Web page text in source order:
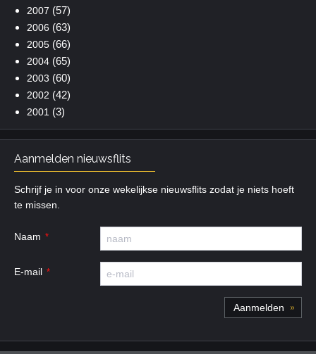
2007 (57)
2006 (63)
2005(66)
2004(65)
2003 (60)
2002 (42)
2001 (3)
Aanmelden nieuwsflits
Schrijf je in voor onze wekelijkse nieuwsflits zodat je niets hoeft
te missen.
Naam
E-mail